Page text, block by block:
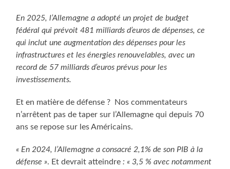
En 2025, l’Allemagne a adopté un projet de budget
fédéral qui prévoit 481 milliards d’euros de dépenses, ce
qui inclut une augmentation des dépenses pour les
infrastructures et les énergies renouvelables, avec un
record de 57 milliards d’euros prévus pour les
investissements.
Et en matière de défense ? Nos commentateurs
n’arrêtent pas de taper sur l’Allemagne qui depuis 70
ans se repose sur les Américains.
« En 2024, l’Allemagne a consacré 2,1% de son PIB à la
défense ». Et devrait atteindre : « 3,5 % avec notamment